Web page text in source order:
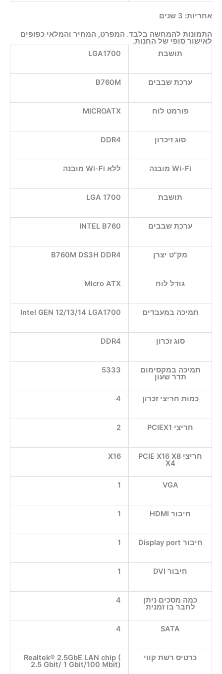
אחריות:
התמונות להמחשה בלבד. המפרט, המחיר והמלאי כפופים
לאישור סופי של החנות.
תושבת
LGA1700
ערכת שבבים B760M
פורמט לוח MICROATX
סוג זיכרון DDR4
Wi-Fi מובנה ללא Wi-Fi מובנה
תושבת LGA 1700
ערכת שבבים INTEL B760
מק"ט יצרן B760M DS3H DDR4
גודל לוח Micro ATX
תמיכה במעבדים Intel GEN 12/13/14 LGA1700
סוג זכרון DDR4
תמיכה במקסימום
תדר שעון
5333
כמות חריצי זכרון 4
חריצי PCIEX1 2
חריצי PCIE X16 X8
X4
X16
VGA
1
חיבור HDMI 1
חיבור Display port 1
חיבור DVI 1
כמה מסכים ניתן
לחבר בו זמנית
4
SATA
4
כרטיס רשת קווי Realtek® 2.5GbE LAN chip (
2.5 Gbit/ 1 Gbit/100 Mbit)